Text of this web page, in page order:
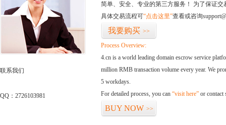
联系我们
QQ：2726103981
简单、安全、专业的第三方服务！ 为了保证
具体交易流程可“点击这里”查看或咨询
我要购买 >>
Process Overview:
4.cn is a world leading domain escrow service
million RMB transaction volume every year. We
5 workdays.
For detailed process, you can “visit here” or contact
BUY NOW >>